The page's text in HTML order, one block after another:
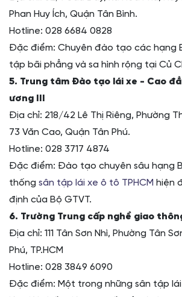
Phan Huy Ích, Quận Tân Bình.
Hotline: 028 6684 0828
Đặc điểm: Chuyên đào tạo các hạng
tập bãi phẳng và sa hình rộng tại Củ
5. Trung tâm Đào tạo lái xe - Cao
ương III
Địa chỉ: 218/42 Lê Thị Riêng, Phường
73 Văn Cao, Quận Tân Phú.
Hotline: 028 3717 4874
Đặc điểm: Đào tạo chuyên sâu hạng
thống sân tập lái xe ô tô TPHCM hiện
định của Bộ GTVT.
6. Trường Trung cấp nghề giao
Địa chỉ: 111 Tân Sơn Nhì, Phường Tân
Phú, TP.HCM
Hotline: 028 3849 6090
Đặc điểm: Một trong những sân tập lái